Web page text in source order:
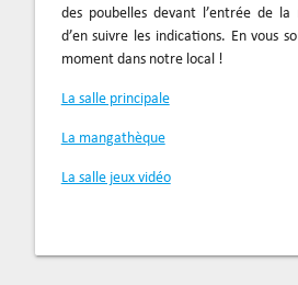
des poubelles devant l’entrée de la
d’en suivre les indications. En vous
moment dans notre local !
La salle principale
La mangathèque
La salle jeux vidéo